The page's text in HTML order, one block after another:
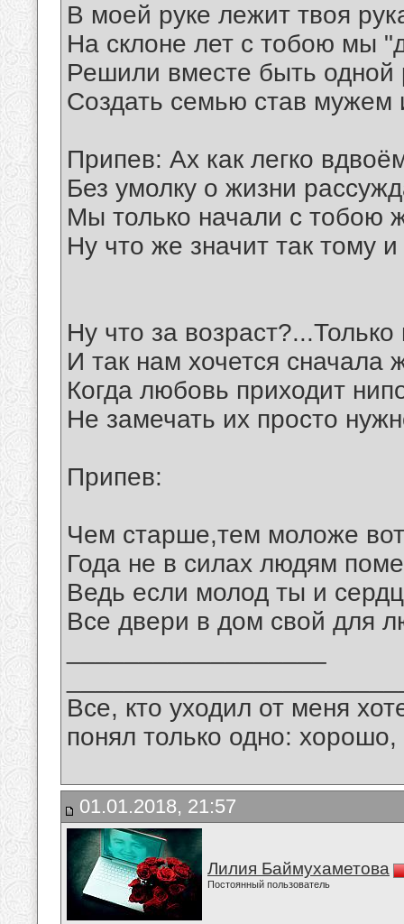
В моей руке лежит твоя
На склоне лет с тобою мы
Решили вместе быть одной
Создать семью став мужем
Припев: Ах как легко
Без умолку о жизни
Мы только начали с тобою
Ну что же значит так тому
Ну что за возраст?...Только
И так нам хочется сначала
Когда любовь приходит
Не замечать их просто
Припев:
Чем старше,тем моложе
Года не в силах людям
Ведь если молод ты и
Все двери в дом свой для
Все, кто уходил от меня
понял только одно:
01.01.2018, 21:57
Лилия Баймухаметова
Постоянный пользователь